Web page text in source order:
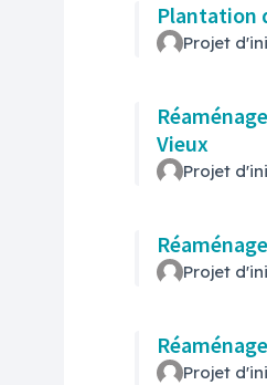
Plantation
Projet
Vieux
Projet
Projet
Projet